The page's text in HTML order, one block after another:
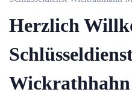
Herzlich